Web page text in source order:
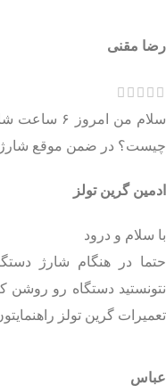
رضا مقنی
سلام من
چیست؟ در ضمن موقع شارژ
ادمین گرین تولز
با سلام و درود
حتما در هنگام شارژ
نتونستید دستگاه رو روشن
تعمیرات گرین تولز
عباس